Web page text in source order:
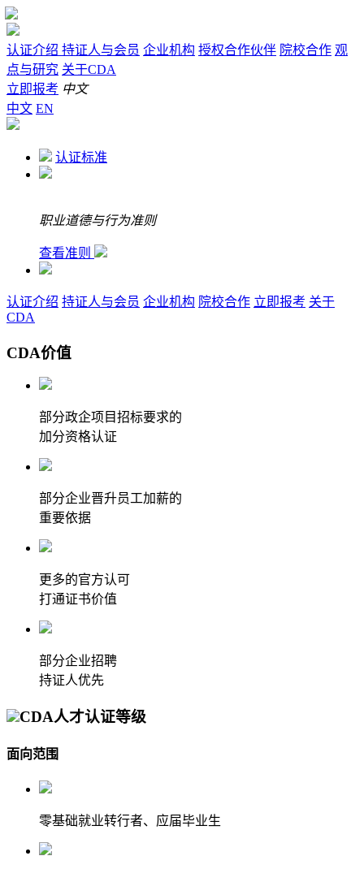
认证介绍 持证人与会员 企业机构 授权合作伙伴 院校合作 观
点与研究 关于CDA
立即报考 中文
中文 EN
认证标准
职业道德与行为准则
查看准则
认证介绍 持证人与会员 企业机构 院校合作 立即报考 关于
CDA
CDA价值
部分政企项目招标要求的
加分资格认证
部分企业晋升员工加薪的
重要依据
更多的官方认可
打通证书价值
部分企业招聘
持证人优先
CDA人才认证等级
面向范围
零基础就业转行者、应届毕业生